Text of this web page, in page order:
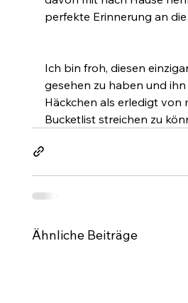
perfekte Erinnerung an die
Ich bin froh, diesen
gesehen zu haben und
Häckchen als erledigt von
Bucketlist streichen zu
Ähnliche Beiträge